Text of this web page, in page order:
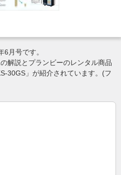
月号です。
解説とプランビーのレンタル商品
30GS」が紹介されています。(フ